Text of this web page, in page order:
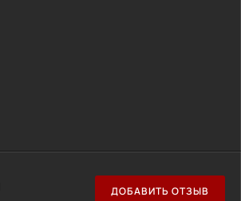
ДОБАВИТЬ ОТЗЫВ